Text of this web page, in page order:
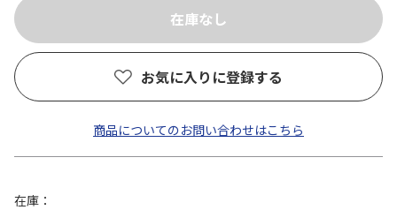
お気に入りに登録する
商品についてのお問い合わせはこちら
在庫